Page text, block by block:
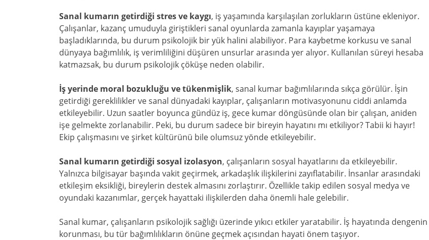
Sanal kumarın getirdiği stres ve kaygı, iş yaşamında karşılaşılan zorlukların üstüne ekleniyor.
Çalışanlar, kazanç umuduyla giriştikleri sanal oyunlarda zamanla kayıplar yaşamaya
başladıklarında, bu durum psikolojik bir yük halini alabiliyor. Para kaybetme korkusu ve sanal
dünyaya bağımlılık, iş verimliliğini düşüren unsurlar arasında yer alıyor. Kullanılan süreyi hesaba
katmazsak, bu durum psikolojik çöküşe neden olabilir.
İş yerinde moral bozukluğu ve tükenmişlik, sanal kumar bağımlılarında sıkça görülür. İşin
getirdiği gereklilikler ve sanal dünyadaki kayıplar, çalışanların motivasyonunu ciddi anlamda
etkileyebilir. Uzun saatler boyunca gündüz iş, gece kumar döngüsünde olan bir çalışan, aniden
işe gelmekte zorlanabilir. Peki, bu durum sadece bir bireyin hayatını mı etkiliyor? Tabii ki hayır!
Ekip çalışmasını ve şirket kültürünü bile olumsuz yönde etkileyebilir.
Sanal kumarın getirdiği sosyal izolasyon, çalışanların sosyal hayatlarını da etkileyebilir.
Yalnızca bilgisayar başında vakit geçirmek, arkadaşlık ilişkilerini zayıflatabilir. İnsanlar arasındaki
etkileşim eksikliği, bireylerin destek almasını zorlaştırır. Özellikle takip edilen sosyal medya ve
oyundaki kazanımlar, gerçek hayattaki ilişkilerden daha önemli hale gelebilir.
Sanal kumar, çalışanların psikolojik sağlığı üzerinde yıkıcı etkiler yaratabilir. İş hayatında dengenin
korunması, bu tür bağımlılıkların önüne geçmek açısından hayati önem taşıyor.